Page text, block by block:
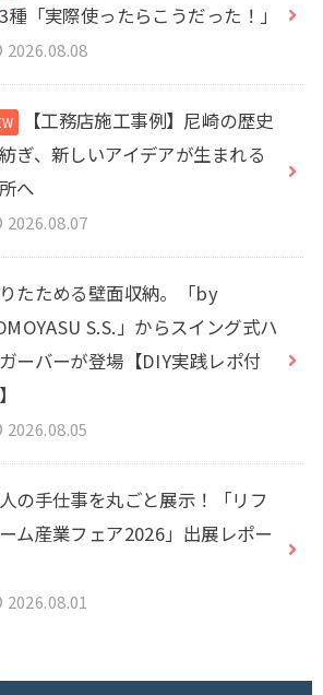
種「実際使ったらこうだった！」
2026.08.08
【工務店施工事例】尼崎の歴史
ぎ、新しいアイデアが生まれる
へ
2026.08.07
たためる壁面収納。「by
S.S.」からスイング式ハ
ーバーが登場【DIY実践レポ付
2026.08.05
の手仕事を丸ごと展示！「リフ
ム産業フェア2026」出展レポー
2026.08.01